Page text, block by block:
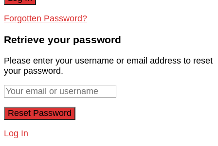
Forgotten Password?
Retrieve your password
Please enter your username or email address to reset
your password.
Log In